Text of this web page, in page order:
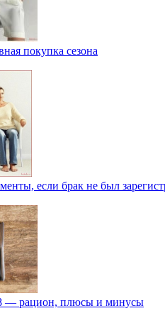
покупка сезона
если брак не был
8 — рацион, плюсы и минусы